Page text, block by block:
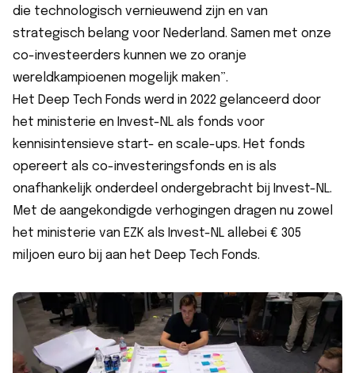
die technologisch vernieuwend zijn en van
strategisch belang voor Nederland. Samen met onze
co-investeerders kunnen we zo oranje
wereldkampioenen mogelijk maken”.
Het Deep Tech Fonds werd in 2022 gelanceerd door
het ministerie en Invest-NL als fonds voor
kennisintensieve start- en scale-ups. Het fonds
opereert als co-investeringsfonds en is als
onafhankelijk onderdeel ondergebracht bij Invest-NL.
Met de aangekondigde verhogingen dragen nu zowel
het ministerie van EZK als Invest-NL allebei € 305
miljoen euro bij aan het Deep Tech Fonds.